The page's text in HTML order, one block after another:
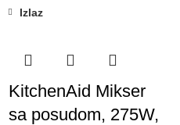
Izlaz
KitchenAid Mikser
sa posudom, 275W,